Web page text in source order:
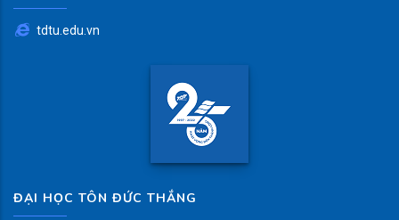
tdtu.edu.vn
ĐẠI HỌC TÔN ĐỨC THẮNG